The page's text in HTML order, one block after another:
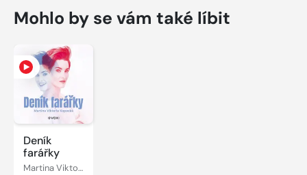
Mohlo by se vám také líbit
Deník
farářky
Martina Viktorie Kopecká